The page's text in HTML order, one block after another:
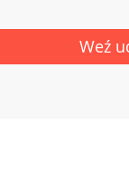
Weź